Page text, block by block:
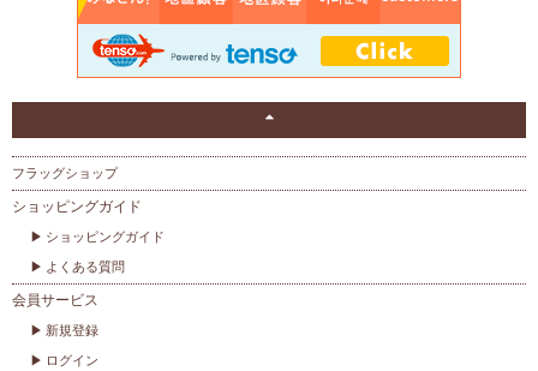
フラッグショップ
ショッピングガイド
ショッピングガイド
よくある質問
会員サービス
新規登録
ログイン